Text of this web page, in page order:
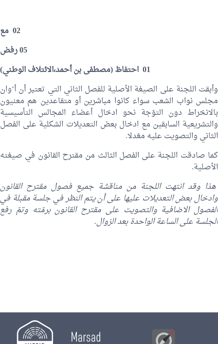
02 مع
05 رفض
01 احتفاظ (
مصطفى بن أحمد،الائتلاف الوطني)
وأبقت اللجنة على الصيغة الأصلية للفصل الثاني التي تعتبر أن أ‘وان
مجلس نواب الشعب سواء كانوا مباشرين أو متقاعدين هم معنيون
بالانخراط دون التوّجة نحو ادخال أعضاء المجالس التأسيسية
والتشريعية السابقين مع ادخال بعض التعديلات الشكلية على الفصل
الثاني والتصويت عليه معّدلا.
كما صادقت اللجنة على الفصل الثالث من مقترح القانون في صيغته
الأصلية.
هذا وقد انتهت اللجنة من مناقشة جميع فصول مقترح القانون
وادخال بعض التعديلات عليها على أن يتم النظر في جلسة مقبلة في
الفصول الاضافية والتصويت على مقترح القانون برمّته وتمّ رفع
الجلسة على الساعة الواحدة بعد الزوال.
Marsad